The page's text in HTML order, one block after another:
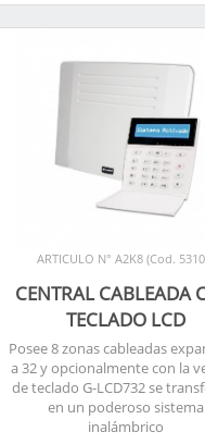
ARTICULO N° A2K8 (Cod.
CENTRAL CABLEADA
TECLADO LCD
Posee 8 zonas cableadas
a 32 y opcionalmente con la
de teclado G-LCD732 se
en un poderoso sistema
inalámbrico